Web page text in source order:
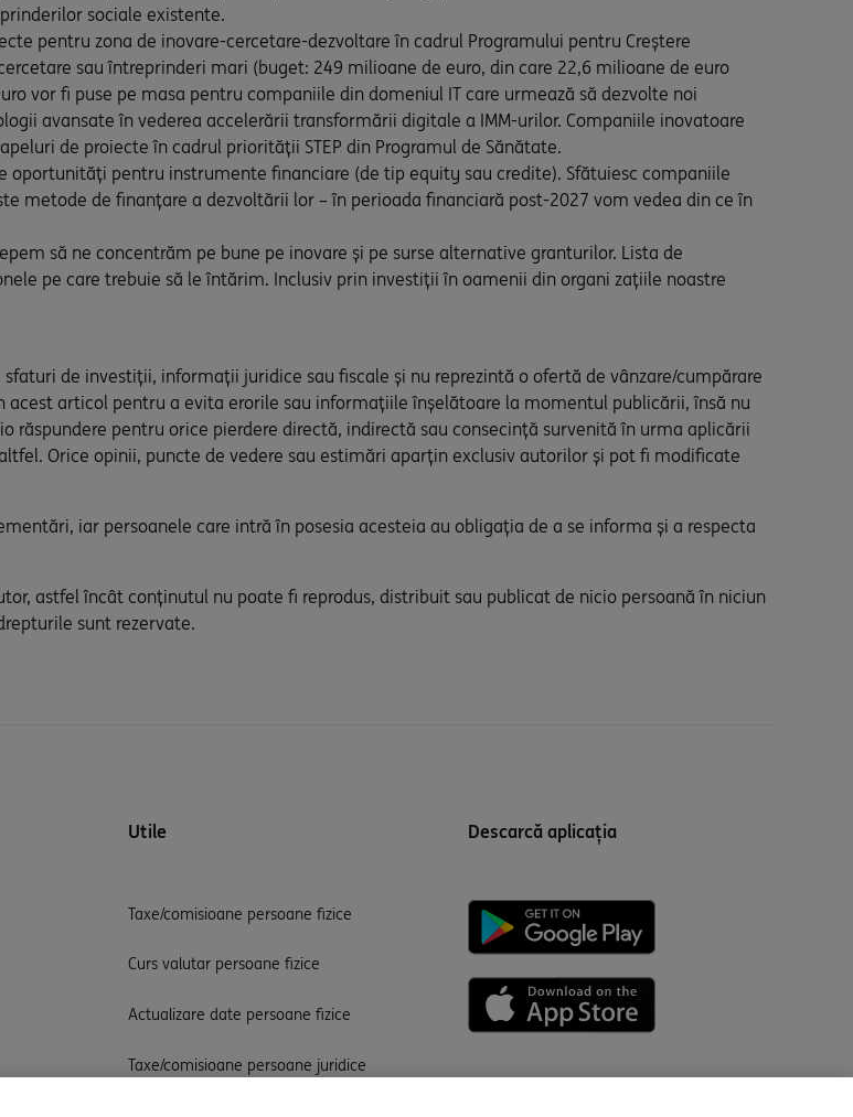
sociale existente.
pentru zona de inovare-cercetare-dezvoltare în cadrul Programului pentru Creștere
sau întreprinderi mari (buget: 249 milioane de euro, din care 22,6 milioane de euro
vor fi puse pe masa pentru companiile din domeniul IT care urmează să dezvolte noi
avansate în vederea accelerării transformării digitale a IMM-urilor. Companiile inovatoare
de proiecte în cadrul priorității STEP din Programul de Sănătate.
oportunități pentru instrumente financiare (de tip equity sau credite). Sfătuiesc companiile
metode de finanțare a dezvoltării lor – în perioada financiară post-2027 vom vedea din ce în
să ne concentrăm pe bune pe inovare și pe surse alternative granturilor. Lista de
pe care trebuie să le întărim. Inclusiv prin investiții în oamenii din organi zațiile noastre
de investiții, informații juridice sau fiscale și nu reprezintă o ofertă de vânzare/cumpărare
articol pentru a evita erorile sau informațiile înșelătoare la momentul publicării, însă nu
răspundere pentru orice pierdere directă, indirectă sau consecință survenită în urma aplicării
Orice opinii, puncte de vedere sau estimări aparțin exclusiv autorilor și pot fi modificate
iar persoanele care intră în posesia acesteia au obligația de a se informa și a respecta
astfel încât conținutul nu poate fi reprodus, distribuit sau publicat de nicio persoană în niciun
sunt rezervate.
Utile
Taxe/comisioane persoane fizice
Curs valutar persoane fizice
Actualizare date persoane fizice
Taxe/comisioane persoane juridice
Descarcă aplicația